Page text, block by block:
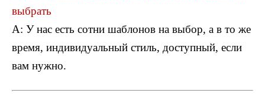
выбрать
A: У нас есть сотни шаблонов на выбор, а в то же
время, индивидуальный стиль, доступный, если
вам нужно.